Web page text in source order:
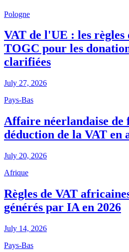
Pologne
VAT de l'UE : les
TOGC pour les
clarifiées
July 27, 2026
Pays-Bas
Affaire néerlandaise de
déduction de la VAT en
July 20, 2026
Afrique
Règles de VAT
générés par IA en 2026
July 14, 2026
Pays-Bas